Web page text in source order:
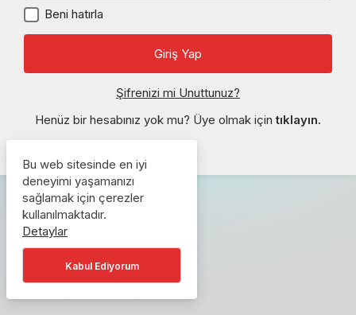
Beni hatırla
Şifrenizi mi Unuttunuz?
Henüz bir hesabınız yok mu? Üye olmak içintıklayın.
Bu web sitesinde en iyi
deneyimi yaşamanızı
sağlamak için çerezler
kullanılmaktadır.
Detaylar
Kabul Ediyorum